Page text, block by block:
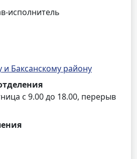
исполнитель
и Баксанскому району
с 9.00 до 18.00, перерыв